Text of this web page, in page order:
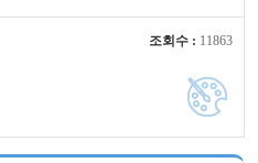
조회수 : 11863